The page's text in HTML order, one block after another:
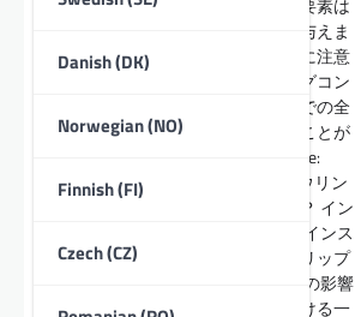
Danish (DK)
Norwegian (NO)
Finnish (FI)
Czech (CZ)
てることが不可欠です。これらの要素は
インスイングの効果に直接影響を与えま
す。専念した練習とこれらの基本に注意
を払うことで、ボウラーはスイングコン
トロールを向上させ、フィールドでの全
体的なパフォーマンスを改善することが
できます。 Key sections in the article:
Toggle インスイングのファストボウリン
グのための主要な技術は何ですか？ イン
スイングのための配球角度の理解 インス
イングを達成するための適切なグリップ
技術 手首の位置とインスイングへの影響
インスイングボウリング技術における一